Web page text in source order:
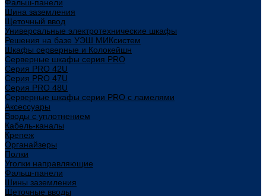
Фальш-панели
Шина заземления
Щеточный ввод
Универсальные электротехнические шкафы
Решения на базе УЭШ МИКсистем
Шкафы серверные и Колокейшн
Серверные шкафы серия PRO
Серия PRO 42U
Серия PRO 47U
Серия PRO 48U
Серверные шкафы серии PRO с ламелями
Аксессуары
Вводы с уплотнением
Кабель-каналы
Крепеж
Органайзеры
Полки
Уголки направляющие
Фальш-панели
Шины заземления
Щеточные вводы